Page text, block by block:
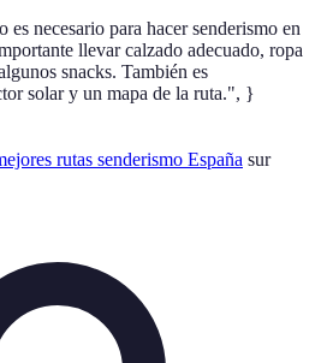
necesario para hacer senderismo en
llevar calzado adecuado, ropa
snacks. También es
solar y un mapa de la ruta.", }
rutas senderismo España sur